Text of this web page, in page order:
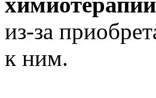
из-за
к ним.